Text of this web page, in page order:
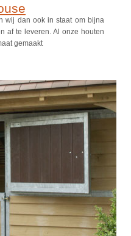
wij dan ook in staat om bijna
af te leveren. Al onze houten
gemaakt